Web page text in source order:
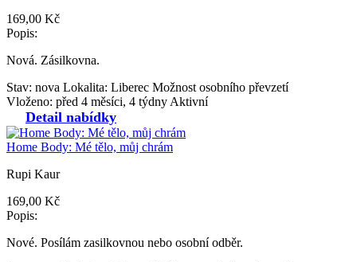
169,00 Kč
Popis:
Nová. Zásilkovna.
Stav: nova Lokalita: Liberec Možnost osobního převzetí
Vloženo: před 4 měsíci, 4 týdny Aktivní
Detail nabídky
Home Body: Mé tělo, můj chrám
Rupi Kaur
169,00 Kč
Popis:
Nové. Posílám zasilkovnou nebo osobní odběr.